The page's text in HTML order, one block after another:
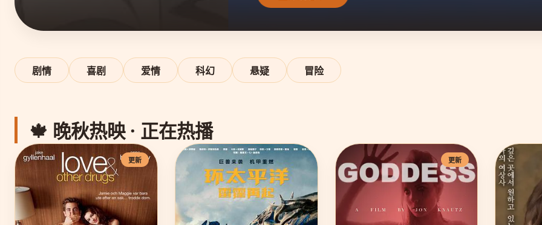
剧情 喜剧 爱情 科幻 悬疑 冒险
🍁 晚秋热映 · 正在热播
更新 更新